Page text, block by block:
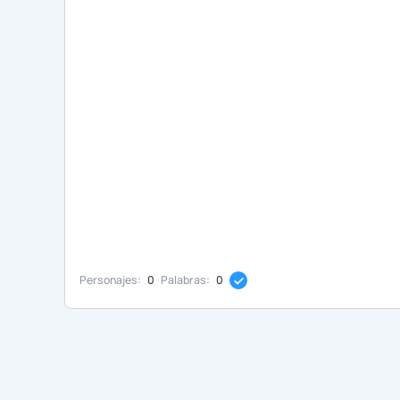
Personajes: 0 Palabras: 0